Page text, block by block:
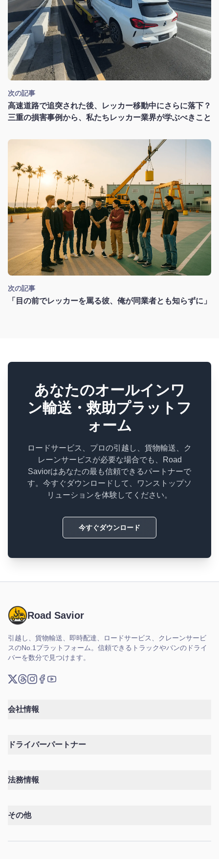
次の記事
高速道路で追突された後、レッカー移動中にさらに落下？
三重の損害事例から、私たちレッカー業界が学ぶべきこと
次の記事
「目の前でレッカーを罵る彼、俺が同業者とも知らずに」
あなたのオールインワ
ン輸送・救助プラットフ
ォーム
ロードサービス、プロの引越し、貨物輸送、ク
レーンサービスが必要な場合でも、Road
Saviorはあなたの最も信頼できるパートナーで
す。今すぐダウンロードして、ワンストップソ
リューションを体験してください。
今すぐダウンロード
Road Savior
引越し、貨物輸送、即時配達、ロードサービス、クレーンサービ
スのNo.1プラットフォーム。信頼できるトラックやバンのドライ
バーを数分で見つけます。
会社情報
ドライバーパートナー
法務情報
その他